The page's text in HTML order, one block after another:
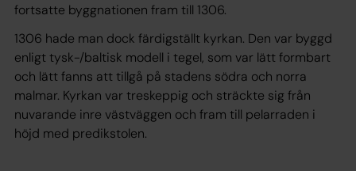
fortsatte byggnationen fram till 1306.
1306 hade man dock färdigställt kyrkan. Den var byggd
enligt tysk-/baltisk modell i tegel, som var lätt formbart
och lätt fanns att tillgå på stadens södra och norra
malmar. Kyrkan var treskeppig och sträckte sig från
nuvarande inre västväggen och fram till pelarraden i
höjd med predikstolen.